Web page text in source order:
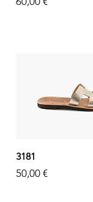
3181
Prezzo
50,00 €